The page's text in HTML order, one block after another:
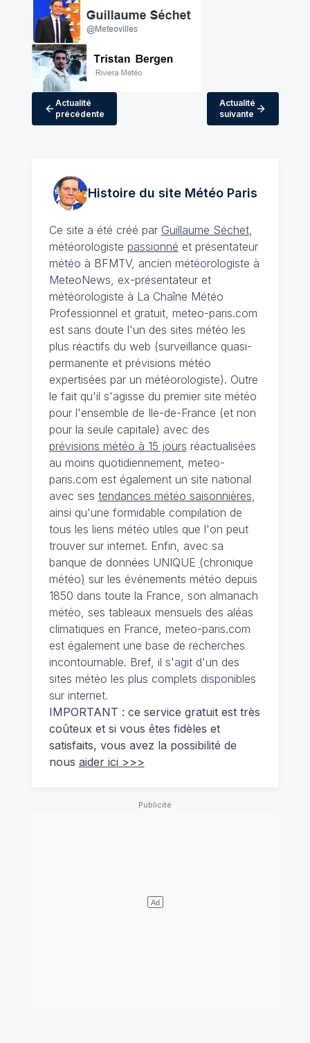
Actualité
précédente
Actualité
suivante
Histoire du site MétéoParis
Ce site a été créé par Guillaume Séchet,
météorologiste passionné et présentateur
météo à BFMTV, ancien météorologiste à
MeteoNews, ex-présentateur et
météorologiste à La Chaîne Météo
Professionnel et gratuit, meteo-paris.com
est sans doute l'un des sites météo les
plus réactifs du web (surveillance quasi-
permanente et prévisions météo
expertisées par un météorologiste). Outre
le fait qu'il s'agisse du premier site météo
pour l'ensemble de Ile-de-France (et non
pour la seule capitale) avec des
prévisions météo à 15 jours réactualisées
au moins quotidiennement, meteo-
paris.com est également un site national
avec ses tendances météo saisonnières
ainsi qu'une formidable compilation de
tous les liens météo utiles que l'on peut
trouver sur internet. Enfin, avec sa
banque de données UNIQUE (chronique
météo) sur les événements météo depuis
1850 dans toute la France, son almanach
météo, ses tableaux mensuels des aléas
climatiques en France, meteo-paris.com
est également une base de recherches
incontournable. Bref, il s'agit d'un des
sites météo les plus complets disponibles
sur internet.
IMPORTANT : ce service gratuit est très
coûteux et si vous êtes fidèles et
satisfaits, vous avez la possibilité de
nous aider ici >>>